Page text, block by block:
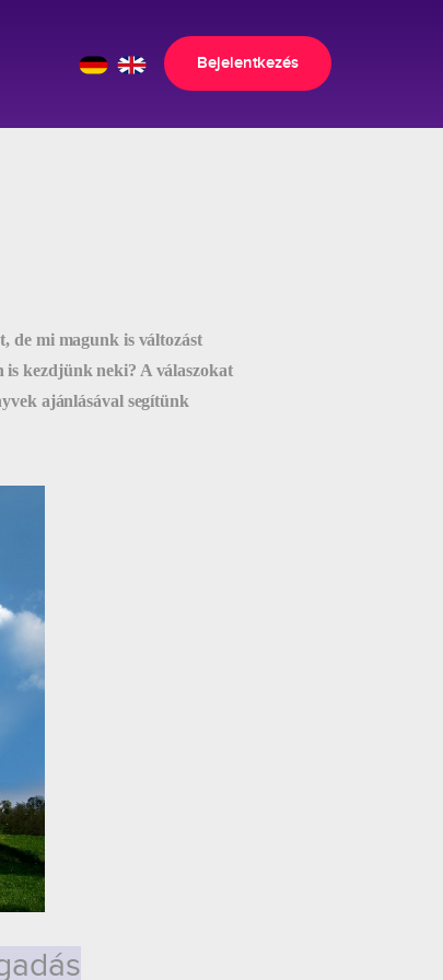
Bejelentkezés
de mi magunk is változást
is kezdjünk neki? A válaszokat
ajánlásával segítünk